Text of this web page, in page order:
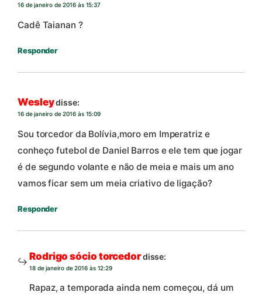
16 de janeiro de 2016 às 15:37
Cadê Taianan ?
Responder
Wesleydisse:
16 de janeiro de 2016 às 15:09
Sou torcedor da Bolívia,moro em Imperatriz e
conheço futebol de Daniel Barros e ele tem que jogar
é de segundo volante e não de meia e mais um ano
vamos ficar sem um meia criativo de ligação?
Responder
Rodrigo sócio torcedordisse:
18 de janeiro de 2016 às 12:29
Rapaz, a temporada ainda nem começou, dá um